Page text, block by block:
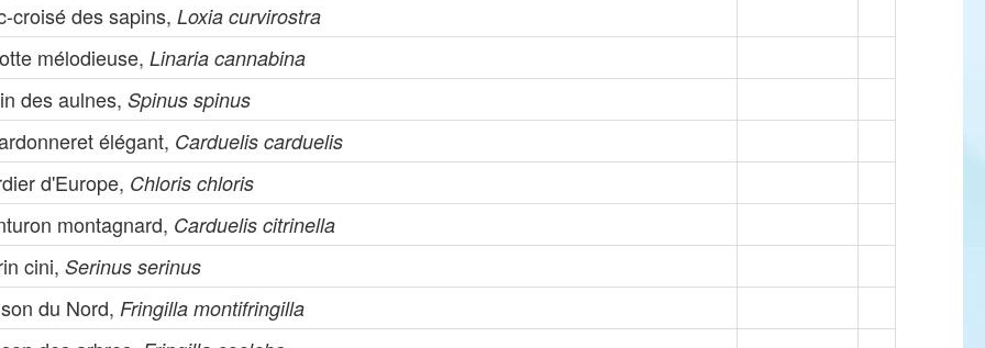
croisé des sapins,Loxia curvirostra
mélodieuse,Linaria cannabina
des aulnes,Spinus spinus
élégant, Carduelis carduelis
d'Europe, Chloris chloris
montagnard, Carduelis citrinella
cini,Serinus serinus
du Nord, Fringilla montifringilla